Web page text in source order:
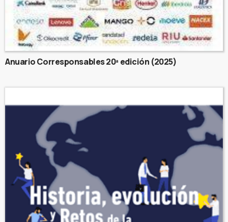
Anuario Corresponsables 20ª edición (2025)